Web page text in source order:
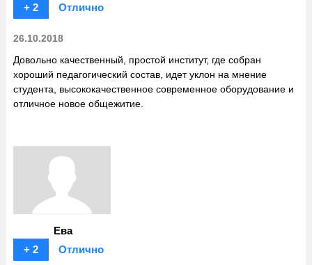
+ 2
Отлично
26.10.2018
Довольно качественный, простой институт, где собран
хороший педагогический состав, идет уклон на мнение
студента, высококачественное современное оборудование и
отличное новое общежитие.
Ева
+ 2
Отлично